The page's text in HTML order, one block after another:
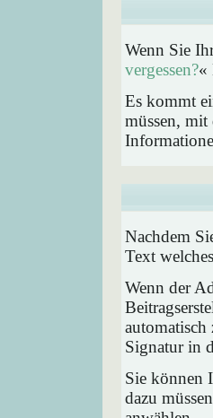
Wenn Sie
vergessen?«
Es kommt
müssen,
Nachdem
Text
Wenn der
Signatur in
Sie können
dazu